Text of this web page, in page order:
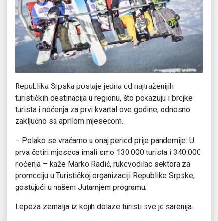
Republika Srpska postaje jedna od najtraženijih
turističkih destinacija u regionu, što pokazuju i brojke
turista i noćenja za prvi kvartal ove godine, odnosno
zaključno sa aprilom mjesecom.
– Polako se vraćamo u onaj period prije pandemije. U
prva četiri mjeseca imali smo 130.000 turista i 340.000
noćenja – kaže Marko Radić, rukovodilac sektora za
promociju u Turističkoj organizaciji Republike Srpske,
gostujući u našem Јutarnjem programu.
Lepeza zemalja iz kojih dolaze turisti sve je šarenija.